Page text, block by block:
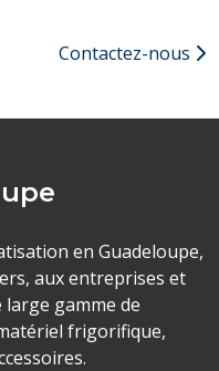
Contactez-nous
en Guadeloupe,
aux entreprises et
gamme de
frigorifique,